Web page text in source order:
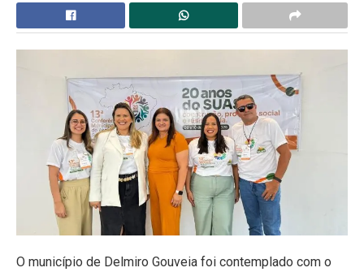
O município de Delmiro Gouveia foi contemplado com o